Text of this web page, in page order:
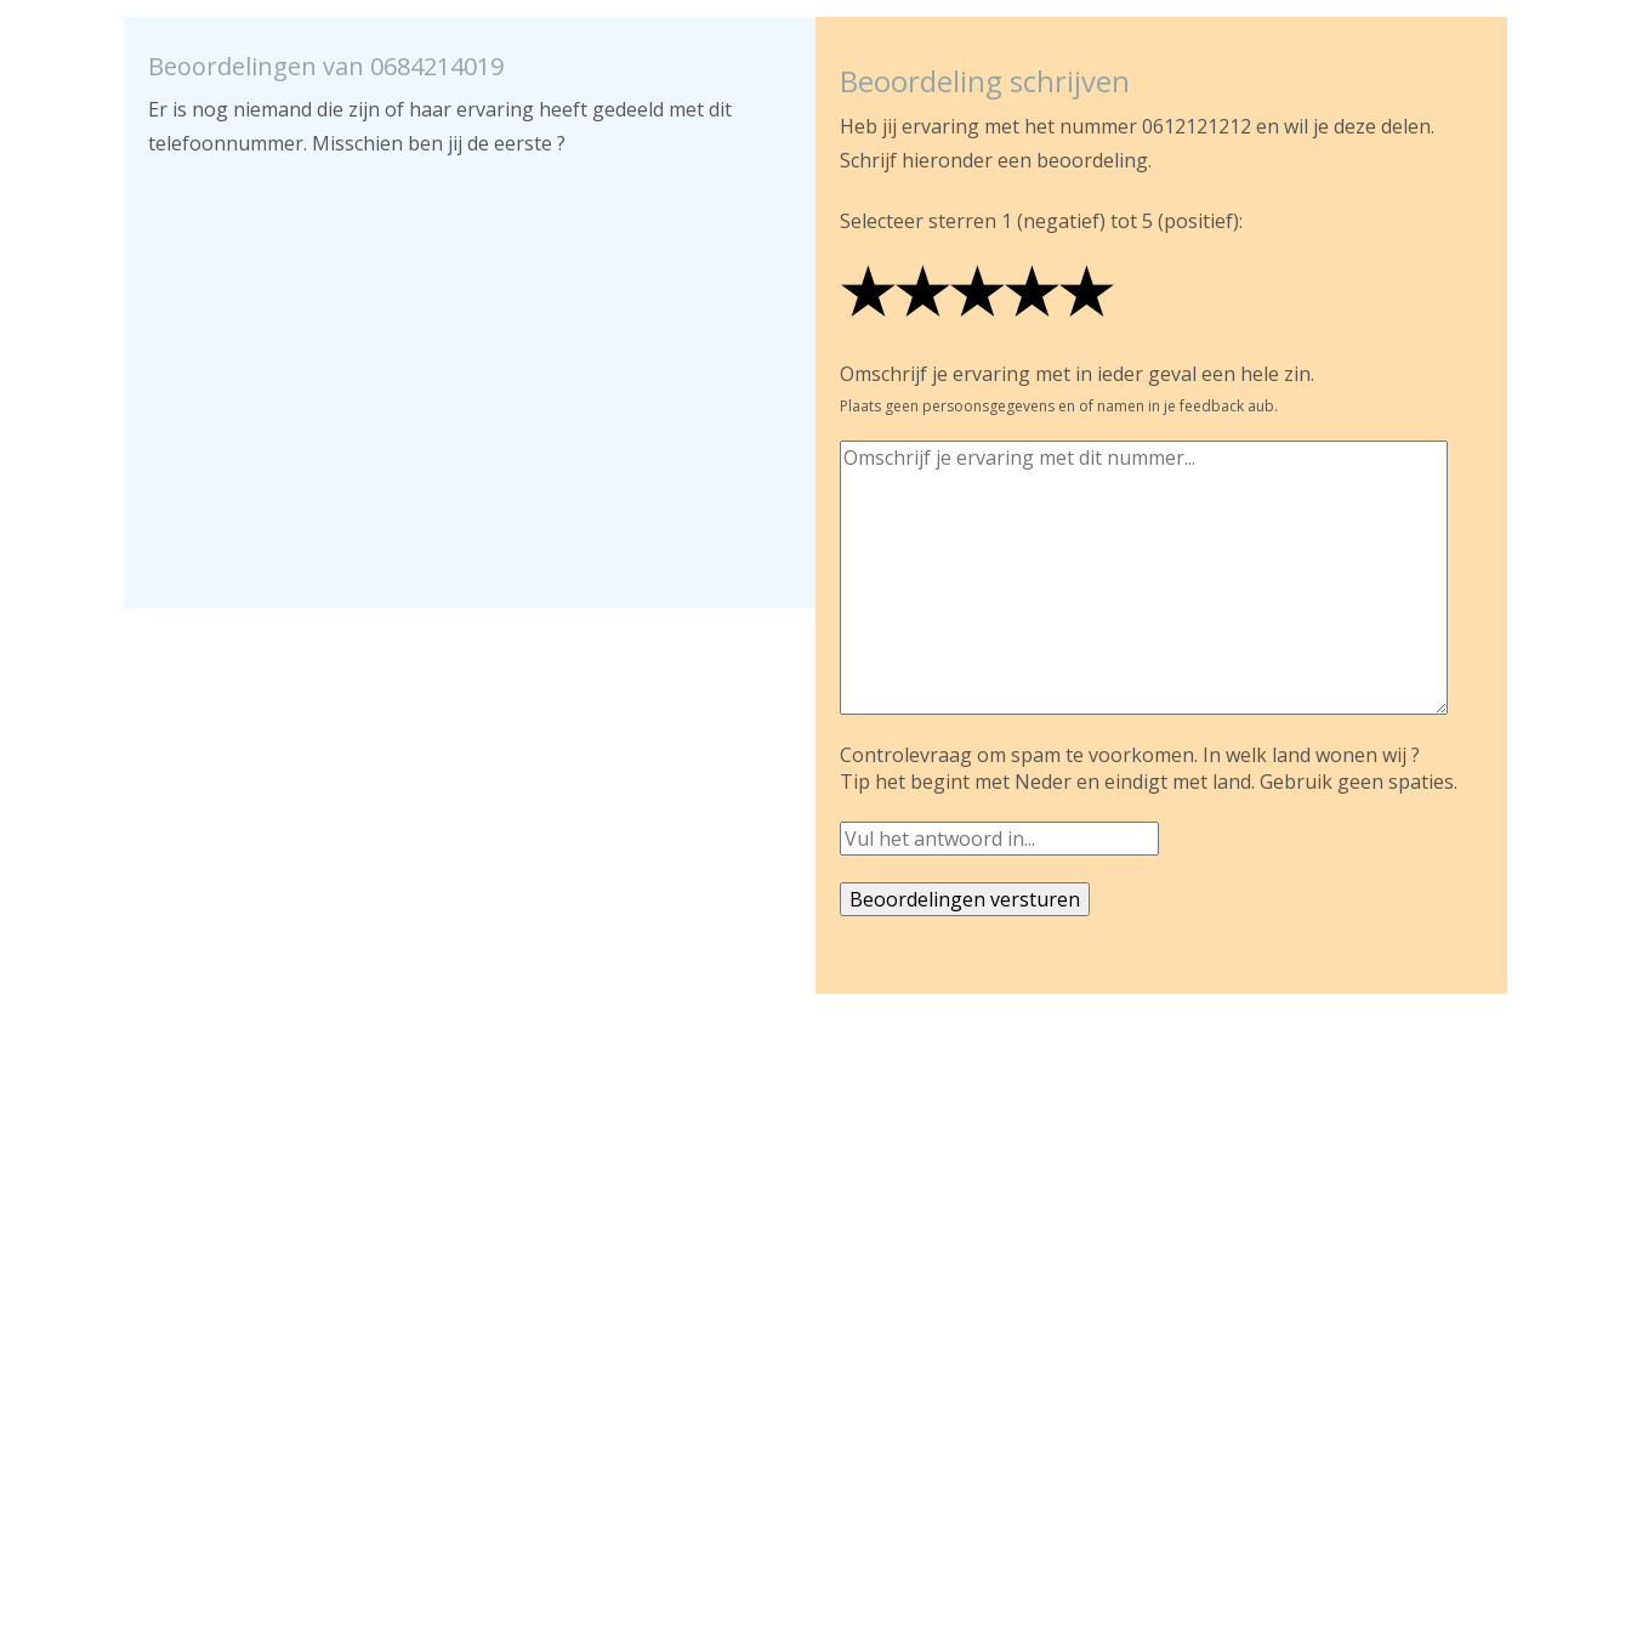
Beoordelingen van 0684214019
Er is nog niemand die zijn of haar ervaring heeft gedeeld met dit
telefoonnummer. Misschien ben jij de eerste ?
Beoordeling schrijven
Heb jij ervaring met het nummer 0612121212 en wil je deze delen.
Schrijf hieronder een beoordeling.
Selecteer sterren 1 (negatief) tot 5 (positief):
★
★★
★★★
★★★★
★★★★★
Omschrijf je ervaring met in ieder geval een hele zin.
Plaats geen persoonsgegevens en of namen in je feedback aub.
Controlevraag om spam te voorkomen. In welk land wonen wij ?
Tip het begint met Neder en eindigt met land. Gebruik geen spaties.